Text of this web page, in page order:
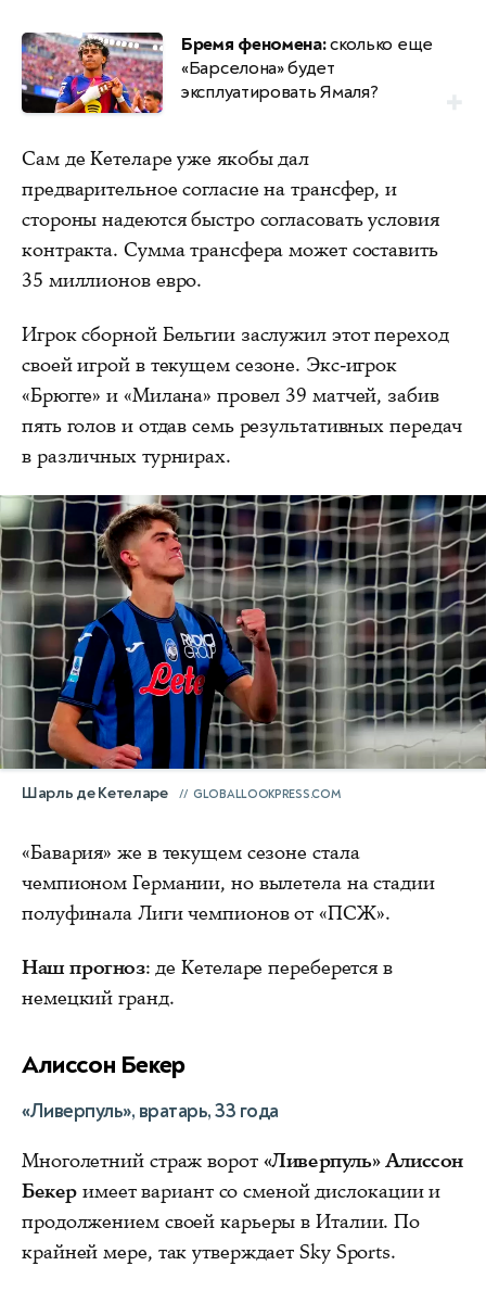
Бремя феномена:сколько еще
«Барселона» будет
эксплуатировать Ямаля?
Сам де Кетеларе уже якобы дал
предварительное согласие на трансфер, и
стороны надеются быстро согласовать условия
контракта. Сумма трансфера может составить
35 миллионов евро.
Игрок сборной Бельгии заслужил этот переход
своей игрой в текущем сезоне. Экс-игрок
«Брюгге» и «Милана» провел 39 матчей, забив
пять голов и отдав семь результативных передач
в различных турнирах.
Шарль де Кетеларе GLOBALLOOKPRESS.COM
«Бавария» же в текущем сезоне стала
чемпионом Германии, но вылетела на стадии
полуфинала Лиги чемпионов от «ПСЖ».
Наш прогноз: де Кетеларе переберется в
немецкий гранд.
Алиссон Бекер
«Ливерпуль», вратарь, 33 года
Многолетний страж ворот «Ливерпуль» Алиссон
Бекер имеет вариант со сменой дислокации и
продолжением своей карьеры в Италии. По
крайней мере, так утверждает Sky Sports.